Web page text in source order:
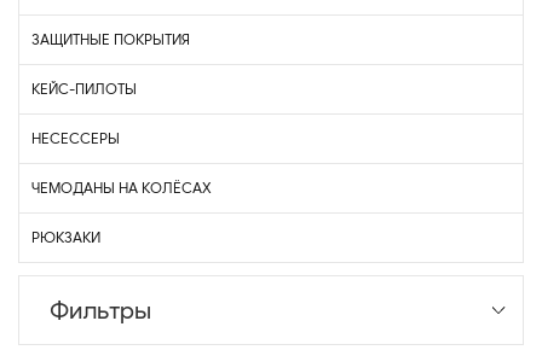
ЗАЩИТНЫЕ ПОКРЫТИЯ
КЕЙС-ПИЛОТЫ
НЕСЕССЕРЫ
ЧЕМОДАНЫ НА КОЛЁСАХ
РЮКЗАКИ
Фильтры